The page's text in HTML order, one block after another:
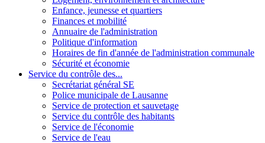
Enfance, jeunesse et quartiers
Finances et mobilité
Annuaire de l'administration
Politique d'information
Horaires de fin d'année de l'administration communale
Sécurité et économie
Service du contrôle des...
Secrétariat général SE
Police municipale de Lausanne
Service de protection et sauvetage
Service du contrôle des habitants
Service de l'économie
Service de l'eau